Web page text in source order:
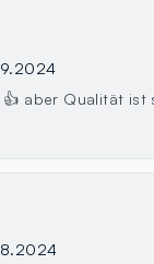
aber Qualität ist